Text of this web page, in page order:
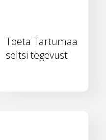
Toeta Tartumaa
seltsi tegevust